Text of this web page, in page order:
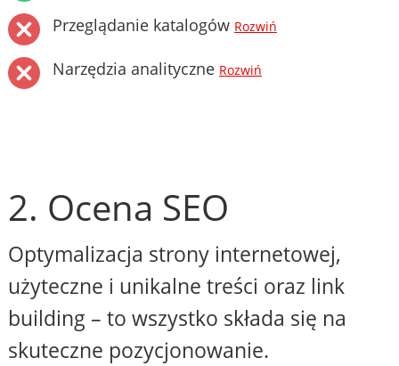
Przeglądanie katalogów Rozwiń
Narzędzia analityczne Rozwiń
2. Ocena SEO
Optymalizacja strony internetowej,
użyteczne i unikalne treści oraz link
building – to wszystko składa się na
skuteczne pozycjonowanie.